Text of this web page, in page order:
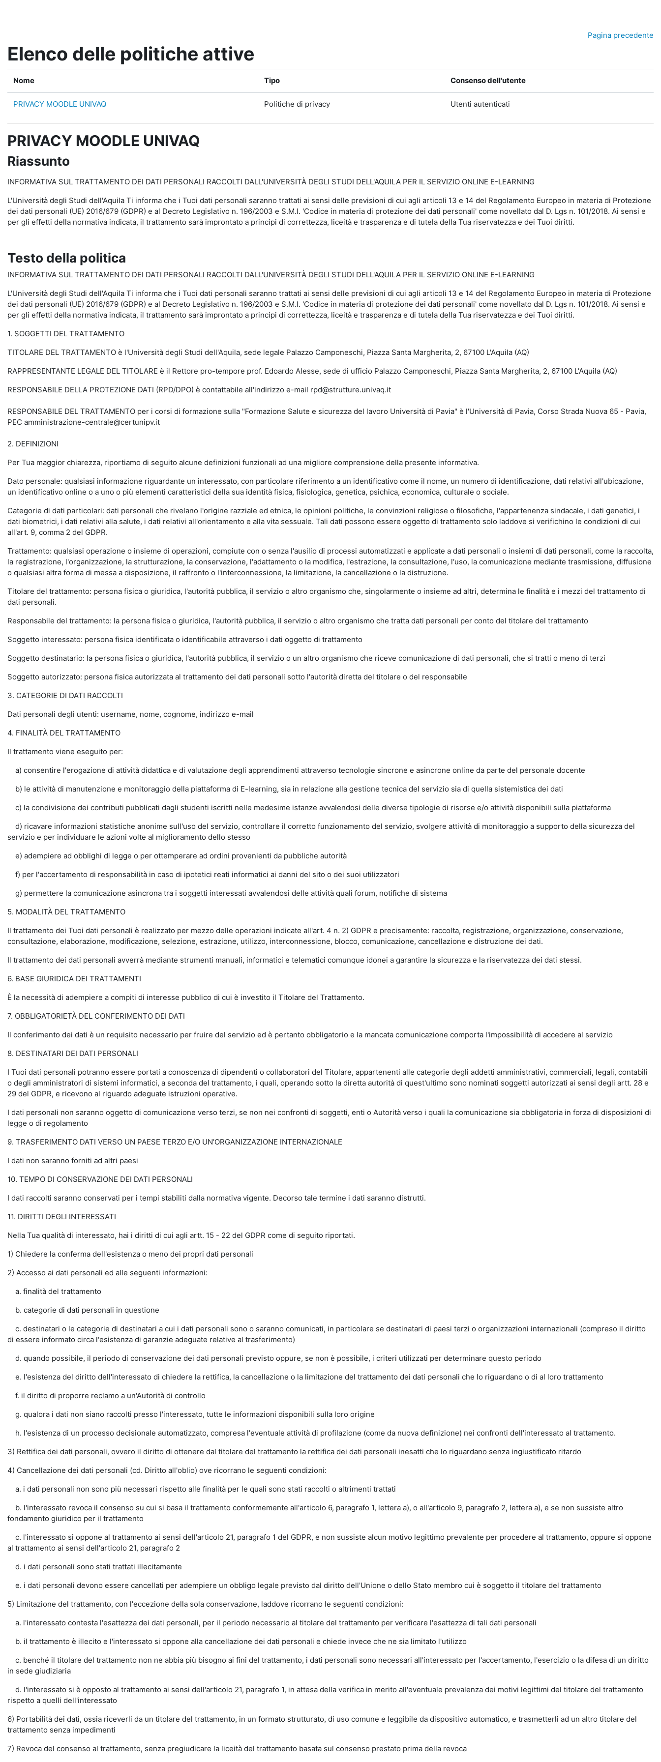
Pagina precedente
Elenco delle politiche attive
Nome Tipo Consenso dell'utente
PRIVACY MOODLE UNIVAQ Politiche di privacy Utenti autenticati
PRIVACY MOODLE UNIVAQ
Riassunto
INFORMATIVA SUL TRATTAMENTO DEI DATI PERSONALI RACCOLTI DALL'UNIVERSITÀ DEGLI STUDI DELL'AQUILA PER IL SERVIZIO ONLINE E-LEARNING
L'Università degli Studi dell'Aquila Ti informa che i Tuoi dati personali saranno trattati ai sensi delle previsioni di cui agli articoli 13 e 14 del Regolamento Europeo in materia di Protezione
dei dati personali (UE) 2016/679 (GDPR) e al Decreto Legislativo n. 196/2003 e S.M.I. 'Codice in materia di protezione dei dati personali' come novellato dal D. Lgs n. 101/2018. Ai sensi e
per gli effetti della normativa indicata, il trattamento sarà improntato a principi di correttezza, liceità e trasparenza e di tutela della Tua riservatezza e dei Tuoi diritti.
Testo della politica
INFORMATIVA SUL TRATTAMENTO DEI DATI PERSONALI RACCOLTI DALL'UNIVERSITÀ DEGLI STUDI DELL'AQUILA PER IL SERVIZIO ONLINE E-LEARNING
L'Università degli Studi dell'Aquila Ti informa che i Tuoi dati personali saranno trattati ai sensi delle previsioni di cui agli articoli 13 e 14 del Regolamento Europeo in materia di Protezione
dei dati personali (UE) 2016/679 (GDPR) e al Decreto Legislativo n. 196/2003 e S.M.I. 'Codice in materia di protezione dei dati personali' come novellato dal D. Lgs n. 101/2018. Ai sensi e
per gli effetti della normativa indicata, il trattamento sarà improntato a principi di correttezza, liceità e trasparenza e di tutela della Tua riservatezza e dei Tuoi diritti.
1. SOGGETTI DEL TRATTAMENTO
TITOLARE DEL TRATTAMENTO è l'Università degli Studi dell'Aquila, sede legale Palazzo Camponeschi, Piazza Santa Margherita, 2, 67100 L'Aquila (AQ)
RAPPRESENTANTE LEGALE DEL TITOLARE è il Rettore pro-tempore prof. Edoardo Alesse, sede di ufficio Palazzo Camponeschi, Piazza Santa Margherita, 2, 67100 L'Aquila (AQ)
RESPONSABILE DELLA PROTEZIONE DATI (RPD/DPO) è contattabile all'indirizzo e-mail rpd@strutture.univaq.it
RESPONSABILE DEL TRATTAMENTO per i corsi di formazione sulla "Formazione Salute e sicurezza del lavoro Università di Pavia" è l'Università di Pavia, Corso Strada Nuova 65 - Pavia,
PEC amministrazione-centrale@certunipv.it
2. DEFINIZIONI
Per Tua maggior chiarezza, riportiamo di seguito alcune definizioni funzionali ad una migliore comprensione della presente informativa.
Dato personale: qualsiasi informazione riguardante un interessato, con particolare riferimento a un identificativo come il nome, un numero di identificazione, dati relativi all'ubicazione,
un identificativo online o a uno o più elementi caratteristici della sua identità fisica, fisiologica, genetica, psichica, economica, culturale o sociale.
Categorie di dati particolari: dati personali che rivelano l'origine razziale ed etnica, le opinioni politiche, le convinzioni religiose o filosofiche, l'appartenenza sindacale, i dati genetici, i
dati biometrici, i dati relativi alla salute, i dati relativi all'orientamento e alla vita sessuale. Tali dati possono essere oggetto di trattamento solo laddove si verifichino le condizioni di cui
all'art. 9, comma 2 del GDPR.
Trattamento: qualsiasi operazione o insieme di operazioni, compiute con o senza l'ausilio di processi automatizzati e applicate a dati personali o insiemi di dati personali, come la raccolta,
la registrazione, l'organizzazione, la strutturazione, la conservazione, l'adattamento o la modifica, l'estrazione, la consultazione, l'uso, la comunicazione mediante trasmissione, diffusione
o qualsiasi altra forma di messa a disposizione, il raffronto o l'interconnessione, la limitazione, la cancellazione o la distruzione.
Titolare del trattamento: persona fisica o giuridica, l'autorità pubblica, il servizio o altro organismo che, singolarmente o insieme ad altri, determina le finalità e i mezzi del trattamento di
dati personali.
Responsabile del trattamento: la persona fisica o giuridica, l'autorità pubblica, il servizio o altro organismo che tratta dati personali per conto del titolare del trattamento
Soggetto interessato: persona fisica identificata o identificabile attraverso i dati oggetto di trattamento
Soggetto destinatario: la persona fisica o giuridica, l'autorità pubblica, il servizio o un altro organismo che riceve comunicazione di dati personali, che si tratti o meno di terzi
Soggetto autorizzato: persona fisica autorizzata al trattamento dei dati personali sotto l'autorità diretta del titolare o del responsabile
3. CATEGORIE DI DATI RACCOLTI
Dati personali degli utenti: username, nome, cognome, indirizzo e-mail
4. FINALITÀ DEL TRATTAMENTO
Il trattamento viene eseguito per:
a) consentire l'erogazione di attività didattica e di valutazione degli apprendimenti attraverso tecnologie sincrone e asincrone online da parte del personale docente
b) le attività di manutenzione e monitoraggio della piattaforma di E-learning, sia in relazione alla gestione tecnica del servizio sia di quella sistemistica dei dati
c) la condivisione dei contributi pubblicati dagli studenti iscritti nelle medesime istanze avvalendosi delle diverse tipologie di risorse e/o attività disponibili sulla piattaforma
d) ricavare informazioni statistiche anonime sull'uso del servizio, controllare il corretto funzionamento del servizio, svolgere attività di monitoraggio a supporto della sicurezza del
servizio e per individuare le azioni volte al miglioramento dello stesso
e) adempiere ad obblighi di legge o per ottemperare ad ordini provenienti da pubbliche autorità
f) per l'accertamento di responsabilità in caso di ipotetici reati informatici ai danni del sito o dei suoi utilizzatori
g) permettere la comunicazione asincrona tra i soggetti interessati avvalendosi delle attività quali forum, notifiche di sistema
5. MODALITÀ DEL TRATTAMENTO
Il trattamento dei Tuoi dati personali è realizzato per mezzo delle operazioni indicate all'art. 4 n. 2) GDPR e precisamente: raccolta, registrazione, organizzazione, conservazione,
consultazione, elaborazione, modificazione, selezione, estrazione, utilizzo, interconnessione, blocco, comunicazione, cancellazione e distruzione dei dati.
Il trattamento dei dati personali avverrà mediante strumenti manuali, informatici e telematici comunque idonei a garantire la sicurezza e la riservatezza dei dati stessi.
6. BASE GIURIDICA DEI TRATTAMENTI
È la necessità di adempiere a compiti di interesse pubblico di cui è investito il Titolare del Trattamento.
7. OBBLIGATORIETÀ DEL CONFERIMENTO DEI DATI
Il conferimento dei dati è un requisito necessario per fruire del servizio ed è pertanto obbligatorio e la mancata comunicazione comporta l'impossibilità di accedere al servizio
8. DESTINATARI DEI DATI PERSONALI
I Tuoi dati personali potranno essere portati a conoscenza di dipendenti o collaboratori del Titolare, appartenenti alle categorie degli addetti amministrativi, commerciali, legali, contabili
o degli amministratori di sistemi informatici, a seconda del trattamento, i quali, operando sotto la diretta autorità di quest'ultimo sono nominati soggetti autorizzati ai sensi degli artt. 28 e
29 del GDPR, e ricevono al riguardo adeguate istruzioni operative.
I dati personali non saranno oggetto di comunicazione verso terzi, se non nei confronti di soggetti, enti o Autorità verso i quali la comunicazione sia obbligatoria in forza di disposizioni di
legge o di regolamento
9. TRASFERIMENTO DATI VERSO UN PAESE TERZO E/O UN'ORGANIZZAZIONE INTERNAZIONALE
I dati non saranno forniti ad altri paesi
10. TEMPO DI CONSERVAZIONE DEI DATI PERSONALI
I dati raccolti saranno conservati per i tempi stabiliti dalla normativa vigente. Decorso tale termine i dati saranno distrutti.
11. DIRITTI DEGLI INTERESSATI
Nella Tua qualità di interessato, hai i diritti di cui agli artt. 15 - 22 del GDPR come di seguito riportati.
1) Chiedere la conferma dell'esistenza o meno dei propri dati personali
2) Accesso ai dati personali ed alle seguenti informazioni:
a. finalità del trattamento
b. categorie di dati personali in questione
c. destinatari o le categorie di destinatari a cui i dati personali sono o saranno comunicati, in particolare se destinatari di paesi terzi o organizzazioni internazionali (compreso il diritto
di essere informato circa l'esistenza di garanzie adeguate relative al trasferimento)
d. quando possibile, il periodo di conservazione dei dati personali previsto oppure, se non è possibile, i criteri utilizzati per determinare questo periodo
e. l'esistenza del diritto dell'interessato di chiedere la rettifica, la cancellazione o la limitazione del trattamento dei dati personali che lo riguardano o di al loro trattamento
f. il diritto di proporre reclamo a un'Autorità di controllo
g. qualora i dati non siano raccolti presso l'interessato, tutte le informazioni disponibili sulla loro origine
h. l'esistenza di un processo decisionale automatizzato, compresa l'eventuale attività di profilazione (come da nuova definizione) nei confronti dell'interessato al trattamento.
3) Rettifica dei dati personali, ovvero il diritto di ottenere dal titolare del trattamento la rettifica dei dati personali inesatti che lo riguardano senza ingiustificato ritardo
4) Cancellazione dei dati personali (cd. Diritto all'oblio) ove ricorrano le seguenti condizioni:
a. i dati personali non sono più necessari rispetto alle finalità per le quali sono stati raccolti o altrimenti trattati
b. l'interessato revoca il consenso su cui si basa il trattamento conformemente all'articolo 6, paragrafo 1, lettera a), o all'articolo 9, paragrafo 2, lettera a), e se non sussiste altro
fondamento giuridico per il trattamento
c. l'interessato si oppone al trattamento ai sensi dell'articolo 21, paragrafo 1 del GDPR, e non sussiste alcun motivo legittimo prevalente per procedere al trattamento, oppure si oppone
al trattamento ai sensi dell'articolo 21, paragrafo 2
d. i dati personali sono stati trattati illecitamente
e. i dati personali devono essere cancellati per adempiere un obbligo legale previsto dal diritto dell'Unione o dello Stato membro cui è soggetto il titolare del trattamento
5) Limitazione del trattamento, con l'eccezione della sola conservazione, laddove ricorrano le seguenti condizioni:
a. l'interessato contesta l'esattezza dei dati personali, per il periodo necessario al titolare del trattamento per verificare l'esattezza di tali dati personali
b. il trattamento è illecito e l'interessato si oppone alla cancellazione dei dati personali e chiede invece che ne sia limitato l'utilizzo
c. benché il titolare del trattamento non ne abbia più bisogno ai fini del trattamento, i dati personali sono necessari all'interessato per l'accertamento, l'esercizio o la difesa di un diritto
in sede giudiziaria
d. l'interessato si è opposto al trattamento ai sensi dell'articolo 21, paragrafo 1, in attesa della verifica in merito all'eventuale prevalenza dei motivi legittimi del titolare del trattamento
rispetto a quelli dell'interessato
6) Portabilità dei dati, ossia riceverli da un titolare del trattamento, in un formato strutturato, di uso comune e leggibile da dispositivo automatico, e trasmetterli ad un altro titolare del
trattamento senza impedimenti
7) Revoca del consenso al trattamento, senza pregiudicare la liceità del trattamento basata sul consenso prestato prima della revoca